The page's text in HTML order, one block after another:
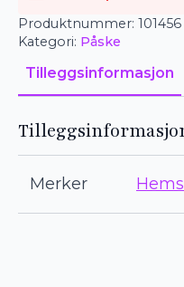
Produktnummer: 101456
Kategori: Påske
Tilleggsinformasjon
Merker